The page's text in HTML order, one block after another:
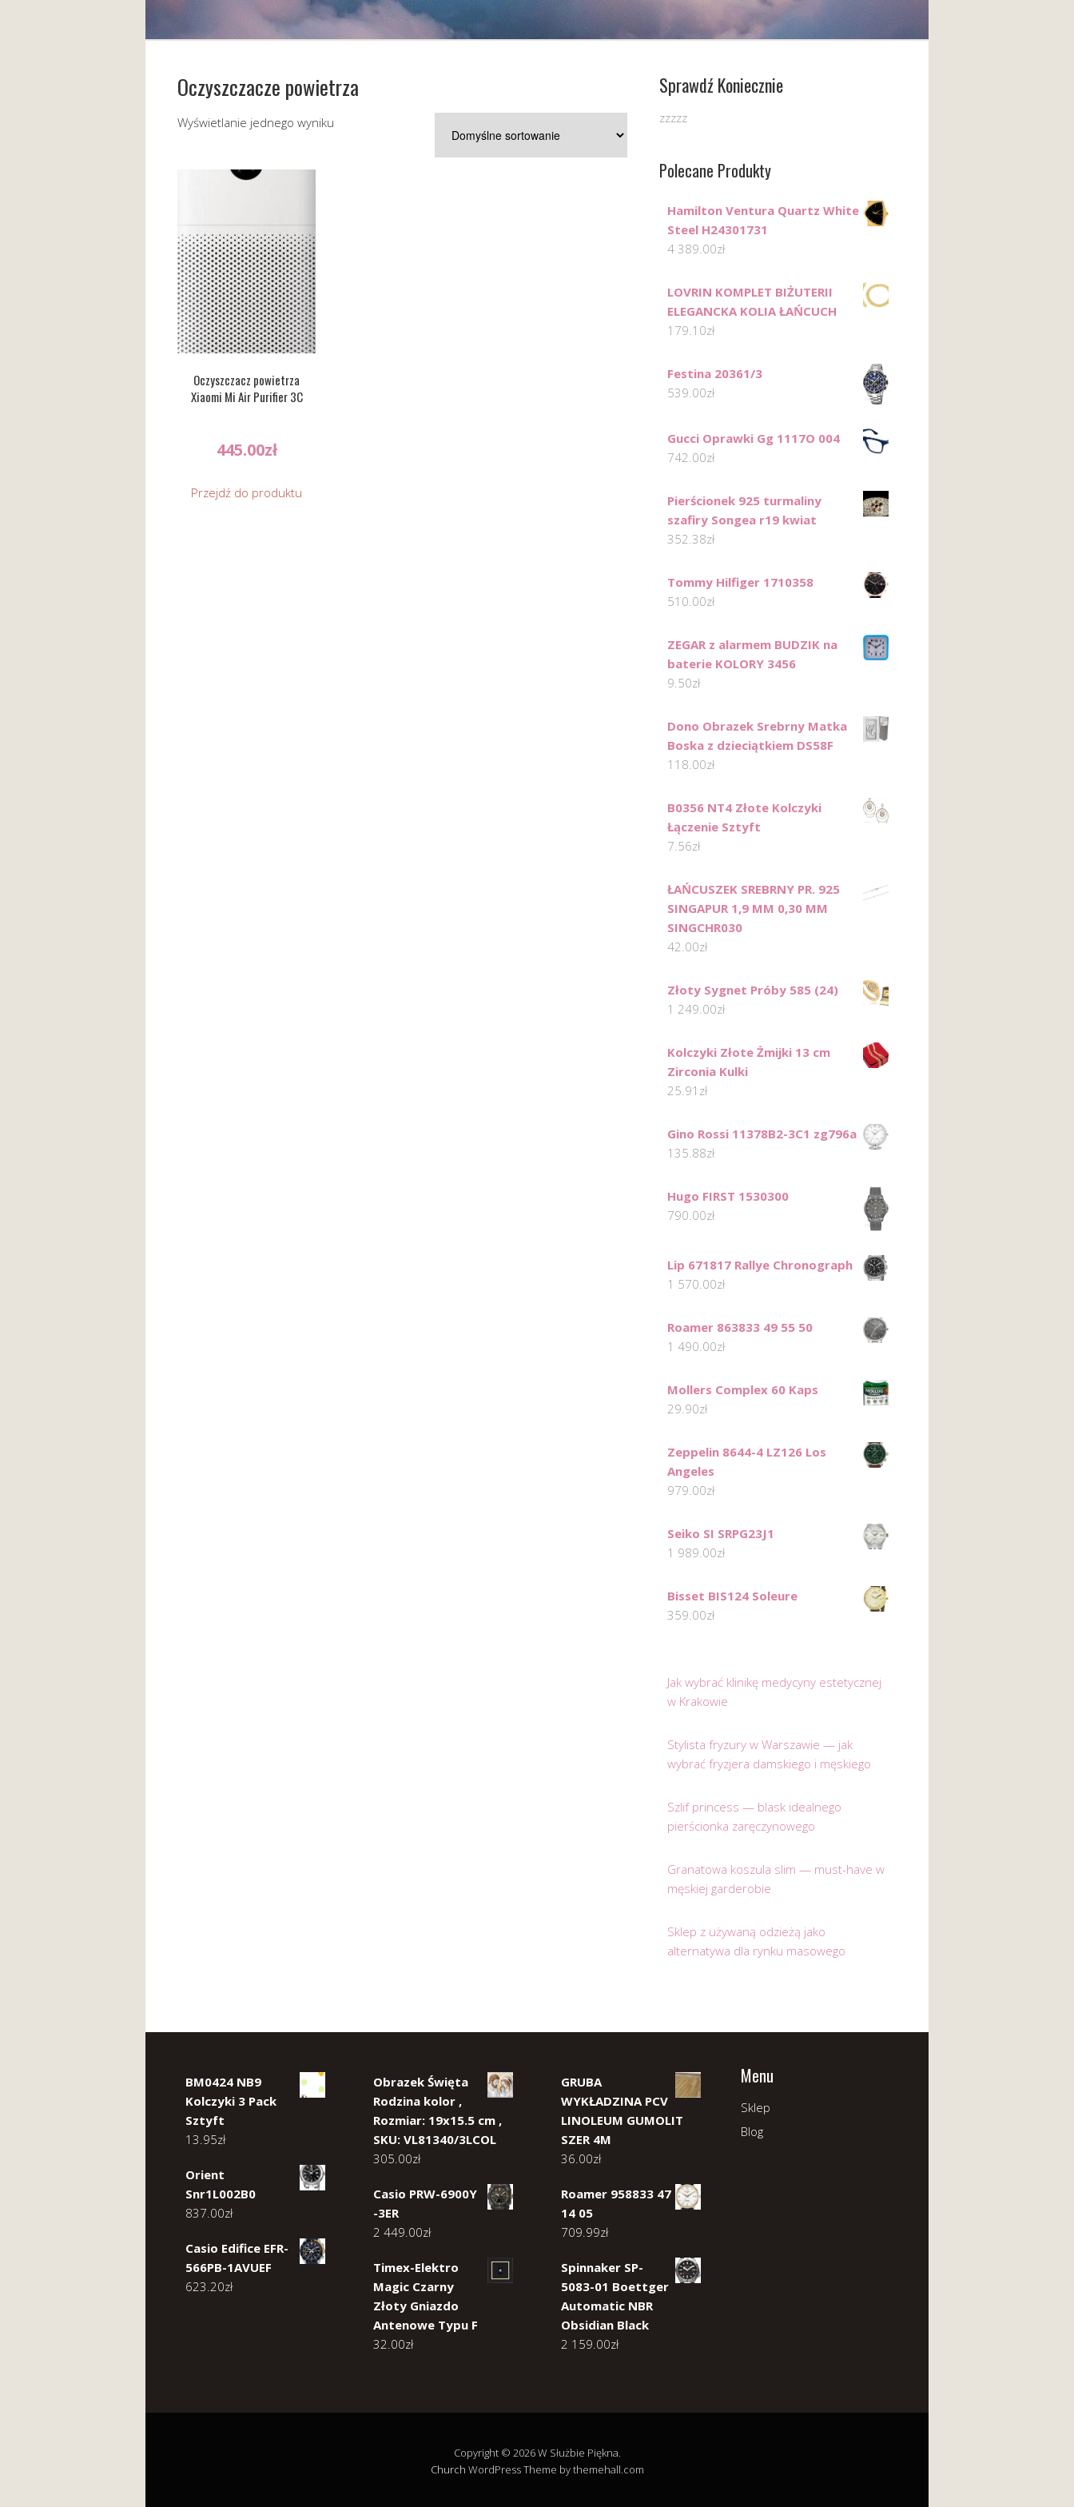
Oczyszczacze powietrza
Wyświetlanie jednego wyniku
Oczyszczacz powietrza
Xiaomi Mi Air Purifier 3C
445.00zł
Przejdź do produktu
Sprawdź Koniecznie
zzzzz
Polecane Produkty
Hamilton Ventura Quartz White
Steel H24301731
4 389.00zł
LOVRIN KOMPLET BIŻUTERII
ELEGANCKA KOLIA ŁAŃCUCH
179.10zł
Festina 20361/3
539.00zł
Gucci Oprawki Gg 1117O 004
742.00zł
Pierścionek 925 turmaliny
szafiry Songea r19 kwiat
352.38zł
Tommy Hilfiger 1710358
510.00zł
ZEGAR z alarmem BUDZIK na
baterie KOLORY 3456
9.50zł
Dono Obrazek Srebrny Matka
Boska z dzieciątkiem DS58F
118.00zł
B0356 NT4 Złote Kolczyki
Łączenie Sztyft
7.56zł
ŁAŃCUSZEK SREBRNY PR. 925
SINGAPUR 1,9 MM 0,30 MM
SINGCHR030
42.00zł
Złoty Sygnet Próby 585 (24)
1 249.00zł
Kolczyki Złote Żmijki 13 cm
Zirconia Kulki
25.91 zł
Gino Rossi 11378B2-3C1 zg796a
135.88zł
Hugo FIRST 1530300
790.00zł
Lip 671817 Rallye Chronograph
1 570.00zł
Roamer 863833 49 55 50
1 490.00zł
Mollers Complex 60 Kaps
29.90zł
Zeppelin 8644-4 LZ126 Los
Angeles
979.00zł
Seiko SI SRPG23J1
1 989.00zł
Bisset BIS124 Soleure
359.00zł
Jak wybrać klinikę medycyny estetycznej
w Krakowie
Stylista fryzury w Warszawie — jak
wybrać fryzjera damskiego i męskiego
Szlif princess — blask idealnego
pierścionka zaręczynowego
Granatowa koszula slim — must-have w
męskiej garderobie
Sklep z używaną odzieżą jako
alternatywa dla rynku masowego
BM0424 NB9
Kolczyki 3 Pack
Sztyft
13.95zł
Orient
Snr1L002B0
837.00zł
Casio Edifice EFR-
566PB-1AVUEF
623.20zł
Obrazek Święta
Rodzina kolor ,
Rozmiar: 19x15.5 cm ,
SKU: VL81340/3LCOL
305.00zł
Casio PRW-6900Y
-3ER
2 449.00zł
Timex-Elektro
Magic Czarny
Złoty Gniazdo
Antenowe Typu F
32.00zł
GRUBA
WYKŁADZINA PCV
LINOLEUM GUMOLIT
SZER 4M
36.00zł
Roamer 958833 47
14 05
709.99zł
Spinnaker SP-
5083-01 Boettger
Automatic NBR
Obsidian Black
2 159.00zł
Menu
Sklep
Blog
Copyright © 2026 W Służbie Piękna.
Church WordPress Theme by themehall.com